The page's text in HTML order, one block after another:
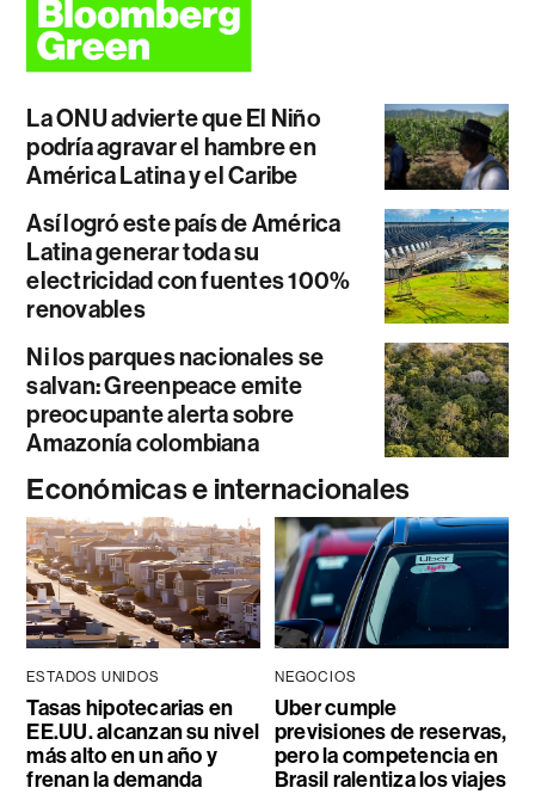
La ONU advierte que El Niño
podría agravar el hambre en
América Latina y el Caribe
Así logró este país de América
Latina generar toda su
electricidad con fuentes 100%
renovables
Ni los parques nacionales se
salvan: Greenpeace emite
preocupante alerta sobre
Amazonía colombiana
Económicas e internacionales
ESTADOS UNIDOS
Tasas hipotecarias en
EE.UU. alcanzan su nivel
más alto en un año y
frenan la demanda
NEGOCIOS
Uber cumple
previsiones de reservas,
pero la competencia en
Brasil ralentiza los viajes